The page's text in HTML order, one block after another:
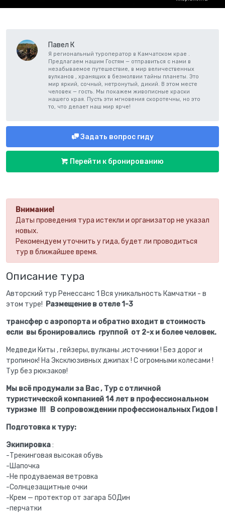
Внимание!
Даты проведения тура истекли и организатор не указал
новых.
Рекомендуем уточнить у гида, будет ли проводиться
тур в ближайшее время.
Описание тура
Авторский тур Ренессанс 1 Вся уникальность Камчатки - в
этом туре! Размещение в отеле 1-3
трансфер с аэропорта и обратно входит в стоимость
если вы бронировались группой от 2-х и более человек.
Медведи Киты , гейзеры, вулканы ,источники ! Без дорог и
тропинок! На Эксклюзивных джипах ! С огромными колесами !
Тур без рюкзаков!
Мы всё продумали за Вас , Тур с отличной
туристической компанией 14 лет в профессиональном
туризме !!! В сопровождении профессиональных Гидов !
Подготовка к туру:
Экипировка:
-Трекинговая высокая обувь
-Шапочка
-Не продуваемая ветровка
-Солнцезащитные очки
-Крем — протектор от загара 50Дин
-перчатки
Павел К
Я региональный туроператор в Камчатском крае .
Предлагаем нашим Гостям — отправиться с нами в
незабываемое путешествие, в мир величественных
вулканов , хранящих в безмолвии тайны планеты. Это
мир яркий, сочный, нетронутый, дикий. В этом месте
человек — гость. Мы покажем живописные краски
нашего края. Пусть эти мгновения скоротечны, но это
то, что делает наш мир ярче!
Задать вопрос гиду
Перейти к бронированию